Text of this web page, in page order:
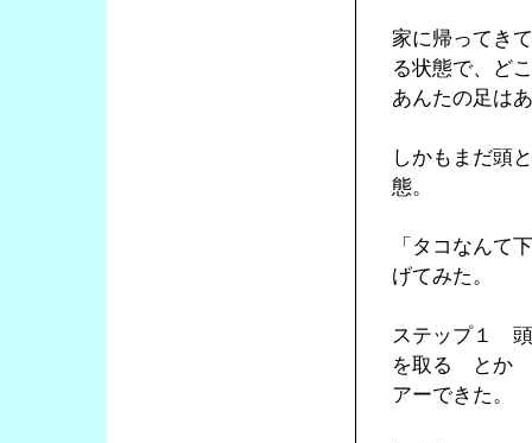
家に帰ってき
る状態で、ど
あんたの足は
しかもまだ頭
態。
「タコなんて
げてみた。
ステップ１
を取る とか
アーできた。